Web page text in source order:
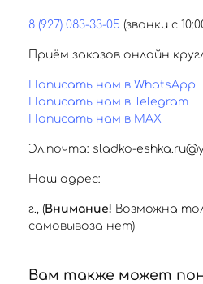
8 (927) 083-33-05 (звонки с
Приём заказов онлайн
Написать нам в WhatsApp
Написать нам в Telegram
Написать нам в MAX
Эл.почта: sladko-
Наш адрес:
г. , (Внимание! Возможна
самовывоза нет)
Вам также может